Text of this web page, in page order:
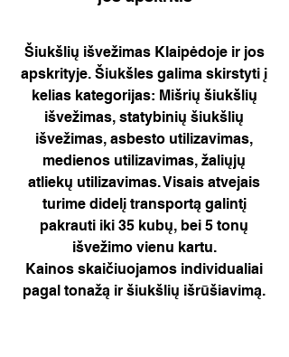
Šiukšlių išvežimas Klaipėdoje ir jos
apskrityje. Šiukšles galima skirstyti į
kelias kategorijas: Mišrių šiukšlių
išvežimas, statybinių šiukšlių
išvežimas, asbesto utilizavimas,
medienos utilizavimas, žaliųjų
atliekų utilizavimas. Visais atvejais
turime didelį transportą galintį
pakrauti iki 35 kubų, bei 5 tonų
išvežimo vienu kartu.
Kainos skaičiuojamos individualiai
pagal tonažą ir šiukšlių išrūšiavimą.